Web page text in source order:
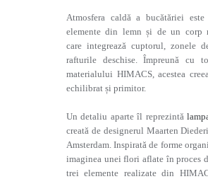
Atmosfera caldă a bucătăriei
elemente din lemn și de un corp
care integrează cuptorul, zonele
rafturile deschise. Împreună cu
materialului HIMACS, acestea
echilibrat și primitor.
Un detaliu aparte îl reprezintă
creată de designerul Maarten
Amsterdam. Inspirată de forme
imaginea unei flori aflate în proces
trei elemente realizate din